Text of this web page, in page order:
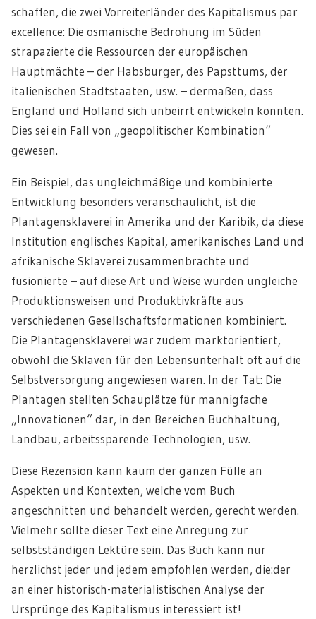
schaffen, die zwei Vorreiterländer des Kapitalismus par
excellence: Die osmanische Bedrohung im Süden
strapazierte die Ressourcen der europäischen
Hauptmächte – der Habsburger, des Papsttums, der
italienischen Stadtstaaten, usw. – dermaßen, dass
England und Holland sich unbeirrt entwickeln konnten.
Dies sei ein Fall von „geopolitischer Kombination“
gewesen.
Ein Beispiel, das ungleichmäßige und kombinierte
Entwicklung besonders veranschaulicht, ist die
Plantagensklaverei in Amerika und der Karibik, da diese
Institution englisches Kapital, amerikanisches Land und
afrikanische Sklaverei zusammenbrachte und
fusionierte – auf diese Art und Weise wurden ungleiche
Produktionsweisen und Produktivkräfte aus
verschiedenen Gesellschaftsformationen kombiniert.
Die Plantagensklaverei war zudem marktorientiert,
obwohl die Sklaven für den Lebensunterhalt oft auf die
Selbstversorgung angewiesen waren. In der Tat: Die
Plantagen stellten Schauplätze für mannigfache
„Innovationen“ dar, in den Bereichen Buchhaltung,
Landbau, arbeitssparende Technologien, usw.
Diese Rezension kann kaum der ganzen Fülle an
Aspekten und Kontexten, welche vom Buch
angeschnitten und behandelt werden, gerecht werden.
Vielmehr sollte dieser Text eine Anregung zur
selbstständigen Lektüre sein. Das Buch kann nur
herzlichst jeder und jedem empfohlen werden, die:der
an einer historisch-materialistischen Analyse der
Ursprünge des Kapitalismus interessiert ist!